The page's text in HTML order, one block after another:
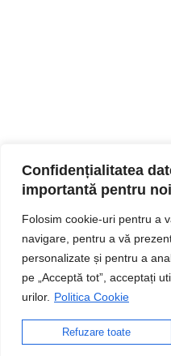
Confidențialitatea
importantă pentru noi
Folosim cookie-uri pentru a
navigare, pentru a vă
personalizate și pentru a
pe „Acceptă tot”, acceptați
urilor. Politica Cookie
Refuzare toate